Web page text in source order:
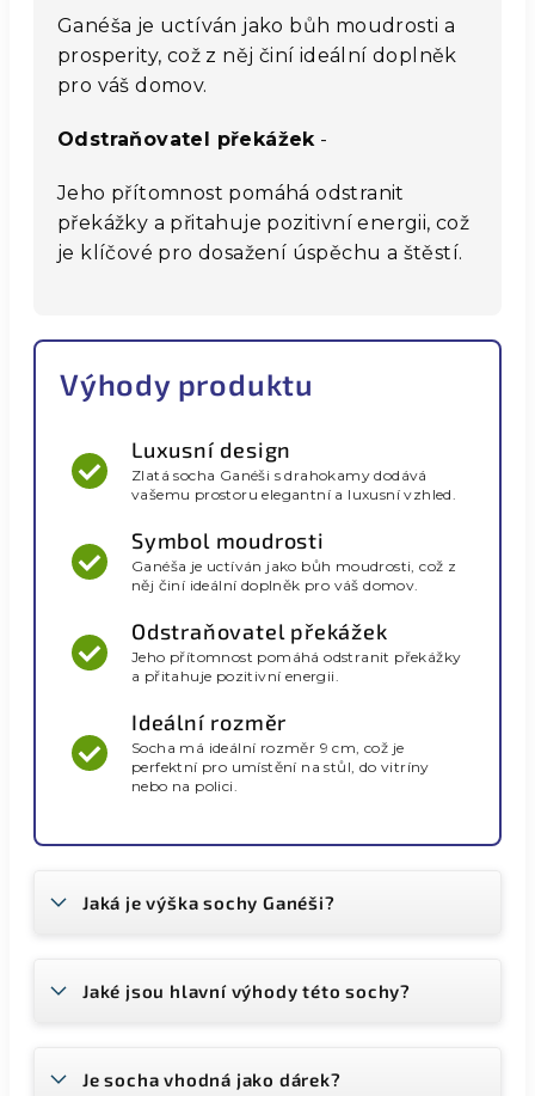
Ganéša je uctíván jako bůh moudrosti a
prosperity, což z něj činí ideální doplněk
pro váš domov.
Odstraňovatel překážek -
Jeho přítomnost pomáhá odstranit
překážky a přitahuje pozitivní energii, což
je klíčové pro dosažení úspěchu a štěstí.
Výhody produktu
Luxusní design
Zlatá socha Ganéši s drahokamy dodává
vašemu prostoru elegantní a luxusní vzhled.
Symbol moudrosti
Ganéša je uctíván jako bůh moudrosti, což z
něj činí ideální doplněk pro váš domov.
Odstraňovatel překážek
Jeho přítomnost pomáhá odstranit překážky
a přitahuje pozitivní energii.
Ideální rozměr
Socha má ideální rozměr 9 cm, což je
perfektní pro umístění na stůl, do vitríny
nebo na polici.
Jaká je výška sochy Ganéši?
Jaké jsou hlavní výhody této sochy?
Je socha vhodná jako dárek?